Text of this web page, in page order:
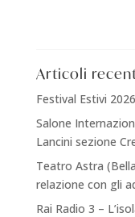
Articoli
Festival Estivi 2026
Salone
Lancini sezione
Teatro Astra
relazione con gli
Rai Radio 3 –